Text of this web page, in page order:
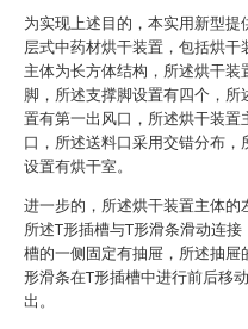
为实现上述目的，本实用新型提
层式中药材烘干装置，包括烘
主体为长方体结构，所述烘干
脚，所述支撑脚设置有四个，
置有第一出风口，所述烘干装置
口，所述送料口采用交错分布，
设置有烘干室。
进一步的，所述烘干装置主体的
所述T形插槽与T形滑条滑动连
槽的一侧固定有抽屉，所述抽屉
形滑条在T形插槽中进行前后移
出。